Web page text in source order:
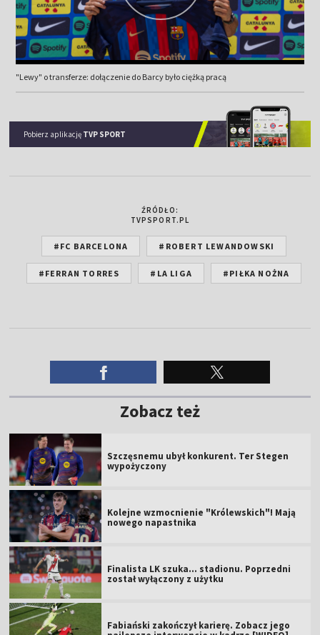
"Lewy" o transferze: dołączenie do Barcy było ciężką pracą
Pobierz aplikację TVP SPORT
ŹRÓDŁO:
TVPSPORT.PL
#FC BARCELONA #ROBERT LEWANDOWSKI
#FERRAN TORRES #LA LIGA #PIŁKA NOŻNA
Zobacz też
Szczęsnemu ubył konkurent. Ter Stegen
wypożyczony
Kolejne wzmocnienie "Królewskich"! Mają
nowego napastnika
Finalista LK szuka... stadionu. Poprzedni
został wyłączony z użytku
Fabiański zakończył karierę. Zobacz jego